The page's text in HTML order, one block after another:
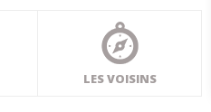
LES VOISINS